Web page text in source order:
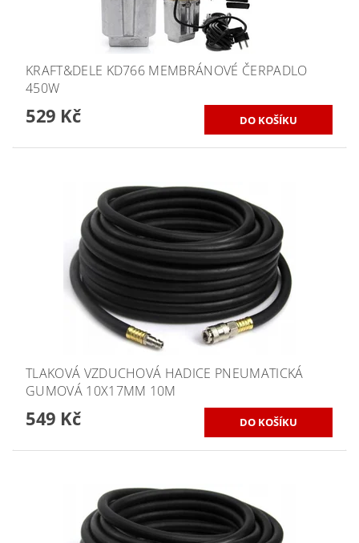
KRAFT&DELE KD766 MEMBRÁNOVÉ ČERPADLO
450W
529 Kč
TLAKOVÁ VZDUCHOVÁ HADICE PNEUMATICKÁ
GUMOVÁ 10X17MM 10M
549 Kč